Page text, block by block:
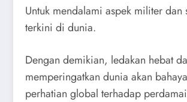
Untuk mendalami aspek militer
terkini di dunia.
Dengan demikian, ledakan hebat
memperingatkan dunia akan
perhatian global terhadap